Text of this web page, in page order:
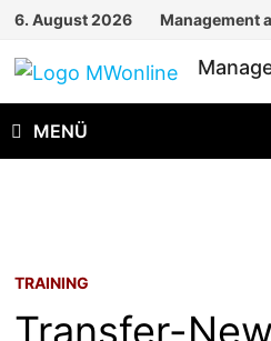
Zum
springen
6. August 2026 Management
MENÜ
TRAINING
Transfer-